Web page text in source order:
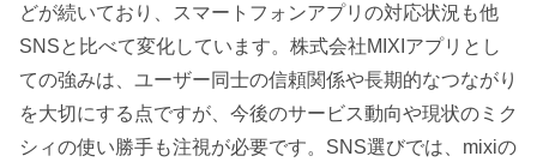
どが続いており、スマートフォンアプリの対応状況も他
SNSと比べて変化しています。株式会社MIXIアプリとし
ての強みは、ユーザー同士の信頼関係や長期的なつながり
を大切にする点ですが、今後のサービス動向や現状のミク
シィの使い勝手も注視が必要です。SNS選びでは、mixiの